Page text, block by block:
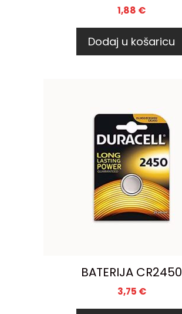
1,88 €
Dodaj u košaricu
BATERIJA CR2450
3,75 €